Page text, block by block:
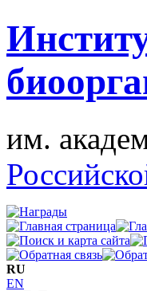
им.
RU
EN